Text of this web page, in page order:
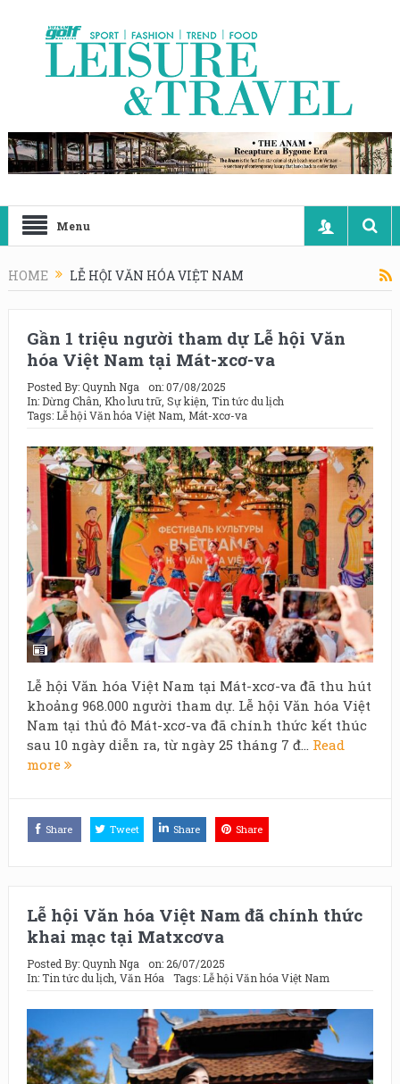
Menu
HOME LỄ HỘI VĂN HÓA VIỆT NAM
Gần 1 triệu người tham dự Lễ hội Văn
hóa Việt Nam tại Mát-xcơ-va
Posted By:Quynh Nga on:07/08/2025
In: Dừng Chân Kho lưu trữ, Sự kiện Tin tức du lịch
Tags: Lễ hội Văn hóa Việt Nam Mát-xcơ-va
Lễ hội Văn hóa Việt Nam tại Mát-xcơ-va đã thu hút
khoảng 968.000 người tham dự. Lễ hội Văn hóa Việt
Nam tại thủ đô Mát-xcơ-va đã chính thức kết thúc
sau 10 ngày diễn ra, từ ngày 25 tháng 7 đ... Read
more
Share Tweet Share Share
Lễ hội Văn hóa Việt Nam đã chính thức
khai mạc tại Matxcơva
Posted By:Quynh Nga on: 26/07/2025
In:Tin tức du lịch Văn Hóa Tags: Lễ hội Văn hóa Việt Nam